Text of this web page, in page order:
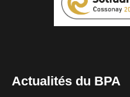
Actualités du BPA